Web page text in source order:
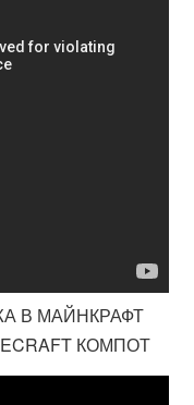
В МАЙНКРАФТ
КОМПОТ